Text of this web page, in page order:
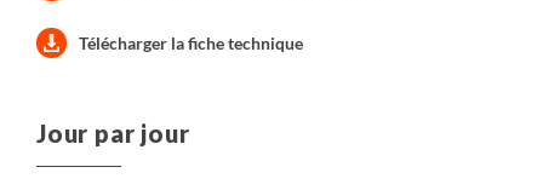
Télécharger la fiche technique
Jour par jour